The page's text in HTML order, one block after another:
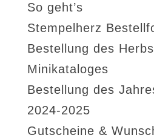
So geht’s
Stempelherz
Bestellung des
Minikataloges
Bestellung des
2024-2025
Gutscheine &